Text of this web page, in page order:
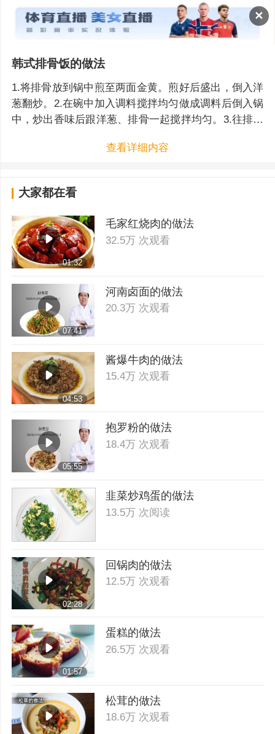
✕
韩式排骨饭的做法
1.将排骨放到锅中煎至两面金黄。煎好后盛出，倒入洋
葱翻炒。2.在碗中加入调料搅拌均匀做成调料后倒入锅
中，炒出香味后跟洋葱、排骨一起搅拌均匀。3.往排骨
查看详细内容
大家都在看
01:32
毛家红烧肉的做法
32.5万 次观看
07:41
河南卤面的做法
20.3万 次观看
04:53
酱爆牛肉的做法
15.4万 次观看
05:55
抱罗粉的做法
18.4万 次观看
韭菜炒鸡蛋的做法
13.5万 次阅读
02:28
回锅肉的做法
12.5万 次观看
01:57
蛋糕的做法
26.5万 次观看
松茸的做法
18.6万 次观看